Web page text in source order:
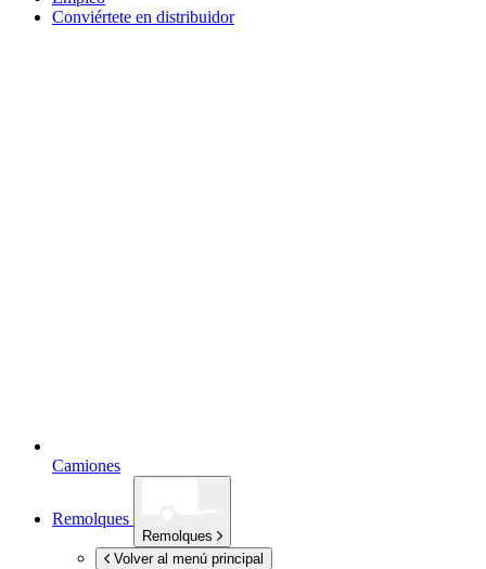
Conviértete en distribuidor
Camiones
Remolques
Remolques
Volver al menú principal